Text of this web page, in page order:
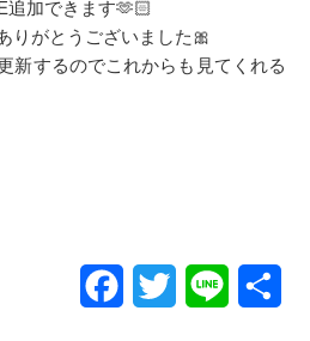
追加できます🫶🏻
りがとうございました🎀
新するのでこれからも見てくれる
Facebook
Twitter Line